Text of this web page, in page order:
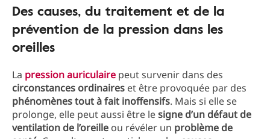
Des causes, du traitement et de la
prévention de la pression dans les
oreilles
La pression auriculaire peut survenir dans des
circonstances ordinaires et être provoquée par des
phénomènes tout à fait inoffensifs. Mais si elle se
prolonge, elle peut aussi être lesigne d’un défaut de
ventilation de l’oreille ou révéler un problème de